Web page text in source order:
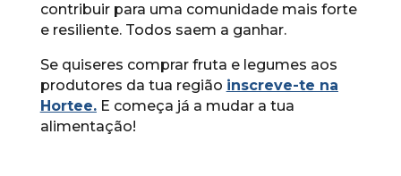
contribuir para uma comunidade mais forte
e resiliente. Todos saem a ganhar.
Se quiseres comprar fruta e legumes aos
produtores da tua região inscreve-te na
Hortee.E começa já a mudar a tua
alimentação!